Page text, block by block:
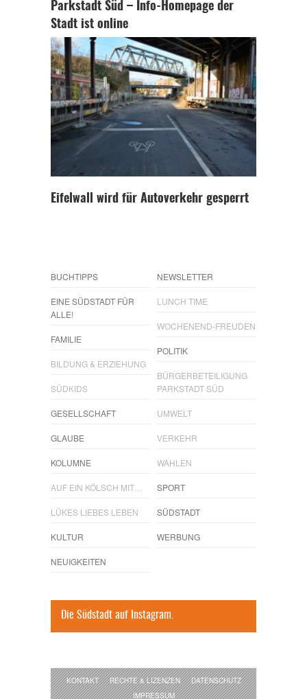
Parkstadt Süd – Info-Homepage der
Stadt ist online
Eifelwall wird für Autoverkehr gesperrt
BUCHTIPPS
EINE SÜDSTADT FÜR
ALLE!
FAMILIE
BILDUNG & ERZIEHUNG
SÜDKIDS
GESELLSCHAFT
GLAUBE
KOLUMNE
AUF EIN KÖLSCH MIT…
LÜKES LIEBES LEBEN
KULTUR
NEUIGKEITEN
NEWSLETTER
LUNCH TIME
WOCHENEND-FREUDEN
POLITIK
BÜRGERBETEILIGUNG
PARKSTADT SÜD
UMWELT
VERKEHR
WAHLEN
SPORT
SÜDSTADT
WERBUNG
Die Südstadt auf Instagram.
KONTAKT RECHTE & LIZENZEN
DATENSCHUTZ
IMPRESSUM